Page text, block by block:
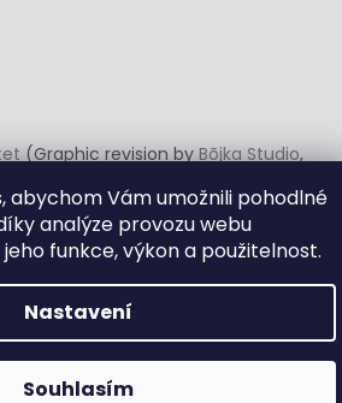
abychom Vám umožnili pohodlné
analýze provozu webu
funkce, výkon a použitelnost.
Nastavení
Souhlasím
(Graphic revision byBōjka Studio,
Cajon. Všechna práva vyhrazena.